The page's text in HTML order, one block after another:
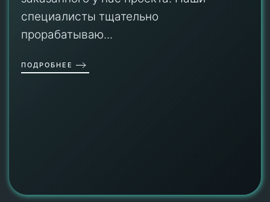
специалисты тщательно
прорабатываю...
ПОДРОБНЕЕ